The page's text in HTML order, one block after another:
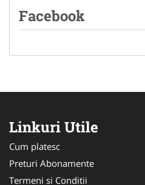
Facebook
Linkuri Utile
Cum platesc
Preturi Abonamente
Termeni si Conditii